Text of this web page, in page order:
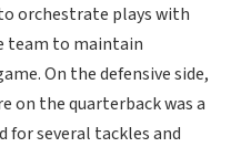
orchestrate plays with
team to maintain
On the defensive side,
on the quarterback was a
for several tackles and